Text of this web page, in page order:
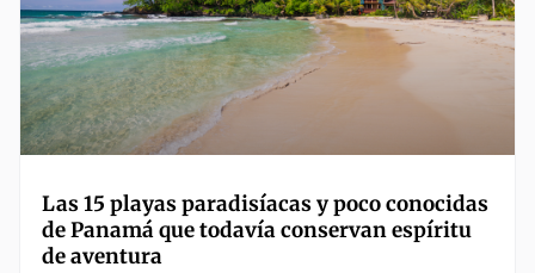
Las 15 playas paradisíacas y poco conocidas
de Panamá que todavía conservan espíritu
de aventura